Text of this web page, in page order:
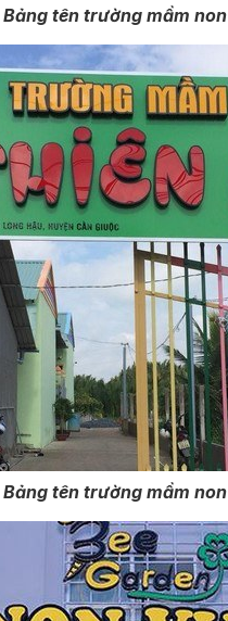
Bảng tên trường mầm non
Bảng tên trường mầm non